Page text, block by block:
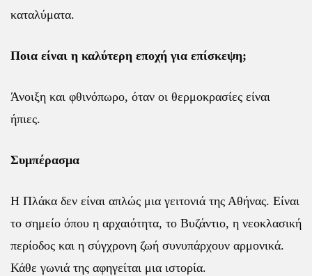
καταλύματα.
Ποια είναι η καλύτερη εποχή για επίσκεψη;
Άνοιξη και φθινόπωρο, όταν οι θερμοκρασίες είναι
ήπιες.
Συμπέρασμα
Η Πλάκα δεν είναι απλώς μια γειτονιά της Αθήνας. Είναι
το σημείο όπου η αρχαιότητα, το Βυζάντιο, η νεοκλασική
περίοδος και η σύγχρονη ζωή συνυπάρχουν αρμονικά.
Κάθε γωνιά της αφηγείται μια ιστορία.